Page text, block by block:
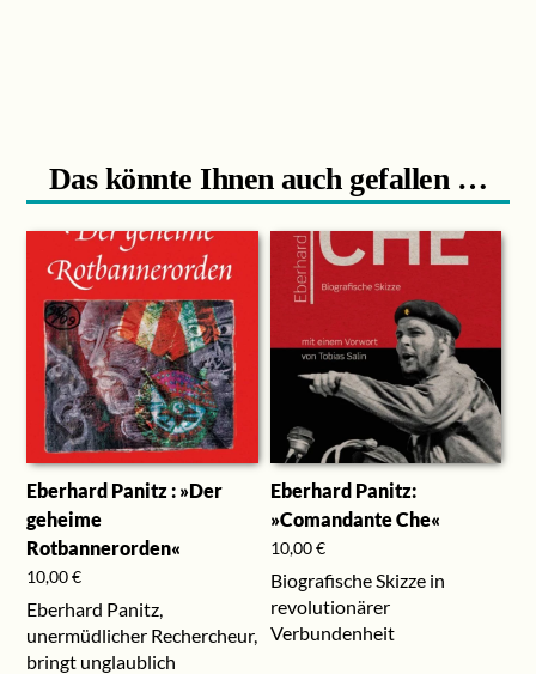
Das könnte Ihnen auch gefallen …
Eberhard Panitz : »Der
geheime
Rotbannerorden«
10,00€
Eberhard Panitz,
unermüdlicher Rechercheur,
bringt unglaublich
Eberhard Panitz:
»Comandante Che«
10,00€
Biografische Skizze in
revolutionärer
Verbundenheit